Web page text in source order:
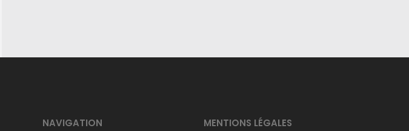
NAVIGATION MENTIONS LÉGALES